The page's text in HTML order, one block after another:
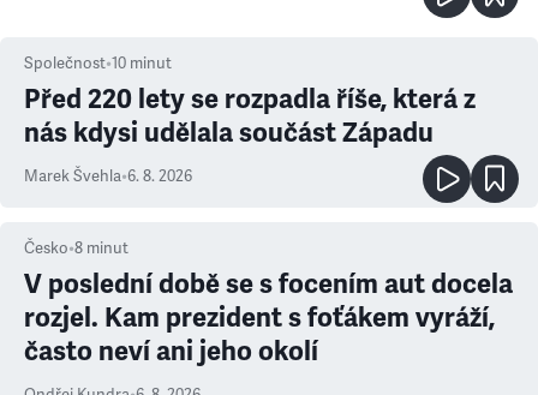
Společnost•10 minut
Před 220 lety se rozpadla říše, která z
nás kdysi udělala součást Západu
Marek Švehla•6. 8. 2026
Česko•8 minut
V poslední době se s focením aut docela
rozjel. Kam prezident s foťákem vyráží,
často neví ani jeho okolí